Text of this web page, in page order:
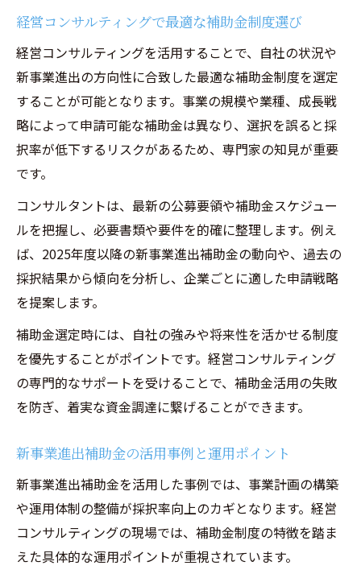
経営コンサルティングで最適な補助金制度選び
経営コンサルティングを活用することで、自社の状況や
新事業進出の方向性に合致した最適な補助金制度を選定
することが可能となります。事業の規模や業種、成長戦
略によって申請可能な補助金は異なり、選択を誤ると採
択率が低下するリスクがあるため、専門家の知見が重要
です。
コンサルタントは、最新の公募要領や補助金スケジュー
ルを把握し、必要書類や要件を的確に整理します。例え
ば、2025年度以降の新事業進出補助金の動向や、過去の
採択結果から傾向を分析し、企業ごとに適した申請戦略
を提案します。
補助金選定時には、自社の強みや将来性を活かせる制度
を優先することがポイントです。経営コンサルティング
の専門的なサポートを受けることで、補助金活用の失敗
を防ぎ、着実な資金調達に繋げることができます。
新事業進出補助金の活用事例と運用ポイント
新事業進出補助金を活用した事例では、事業計画の構築
や運用体制の整備が採択率向上のカギとなります。経営
コンサルティングの現場では、補助金制度の特徴を踏ま
えた具体的な運用ポイントが重視されています。